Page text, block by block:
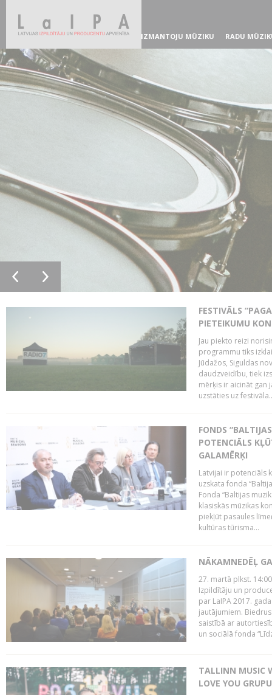
IZMANTOJU MŪZIKU RADU
FESTIVĀLS
PIETEIKUMU
Jau piekto reizi
programmu tiks
Jūdažos, Siguldas
daudzveidību, tiek
mērķis ir aicināt gan
uzstāties uz
FONDS
POTENCIĀLS
GALAMĒRĶI
Latvijai ir potenciāls
uzskata fonda
Fonda “Baltijas
klasiskās mūzikas
piekļūt pasaules
kultūras tūrisma...
NĀKAMNEDĒĻ
27. martā plkst.
Izpildītāju un
par LaIPA 2017.
jautājumiem.
saistībā ar
un sociālā fonda
TALLINN MUSIC
LOVE YOU